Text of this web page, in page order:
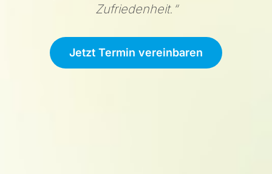
Zufriedenheit.“
Jetzt Termin vereinbaren